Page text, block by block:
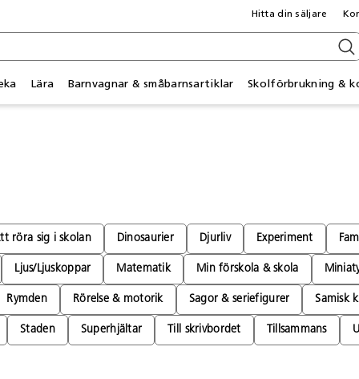
Lära Barnvagnar & småbarnsartiklar Skolförbrukning &
Hitta din säljare
röra sig i skolan Dinosaurier Djurliv Experiment
Ljus/Ljuskoppar Matematik Min förskola & skola
Rymden Rörelse & motorik Sagor & seriefigurer Samisk
Staden Superhjältar Till skrivbordet Tillsammans